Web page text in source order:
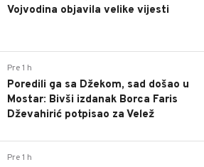
Vojvodina objavila velike vijesti
Pre 1 h
Poredili ga sa Džekom, sad došao u
Mostar: Bivši izdanak Borca Faris
Dževahirić potpisao za Velež
Pre 1 h